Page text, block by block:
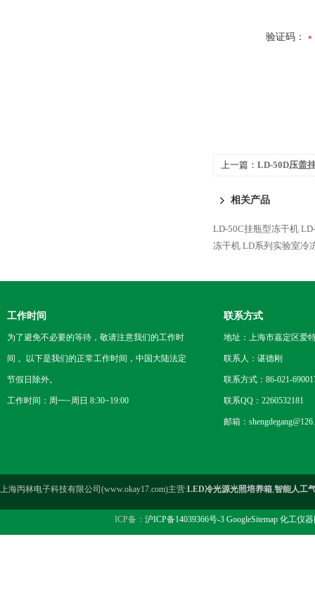
验证码：
上一篇： LD-50D压盖
相关产品
LD-50C挂瓶型冻干机
冻干机 LD系列实验室冷
工作时间
为了避免不必要的等待，敬请注意我们的工作时
间 。以下是我们的正常工作时间，中国大陆法定
节假日除外。
工作时间：周一~周日 8:30~19:00
联系方式
地址：上海市嘉定区爱
联系人：谌德刚
联系方式：86-021-
联系QQ：2260532181
邮箱：
上海丙林电子科技有限公司(www.okay17.com)主营:LED冷光源光照培养箱,智能人工
ICP备： 沪ICP备14039366号-3 GoogleSitemap 化工仪